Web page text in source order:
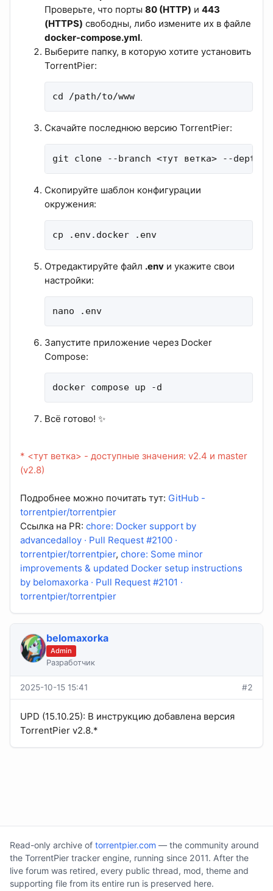
Проверьте, что порты 80 (HTTP) и 443
(HTTPS) свободны, либо измените их в файле
docker-compose.yml.
Выберите папку, в которую хотите установить
TorrentPier:
cd /path/to/www
Скачайте последнюю версию TorrentPier:
git clone --branch <тут ветка> --
Скопируйте шаблон конфигурации
окружения:
cp .env.docker .env
Отредактируйте файл .env и укажите свои
настройки:
nano .env
Запустите приложение через Docker
Compose:
docker compose up -d
Всё готово! ✨
* <тут ветка> - доступные значения: v2.4 и master
(v2.8)
Подробнее можно почитать тут: GitHub -
torrentpier/torrentpier
Ссылка на PR: chore: Docker support by
advancedalloy · Pull Request #2100 ·
torrentpier/torrentpier, chore: Some minor
improvements & updated Docker setup instructions
by belomaxorka · Pull Request #2101 ·
torrentpier/torrentpier
belomaxorka
Admin
Разработчик
2025-10-15 15:41 #2
UPD (15.10.25): В инструкцию добавлена версия
TorrentPier v2.8.*
Read-only archive of torrentpier.com — the community around
the TorrentPier tracker engine, running since 2011. After the
live forum was retired, every public thread, mod, theme and
supporting file from its entire run is preserved here.